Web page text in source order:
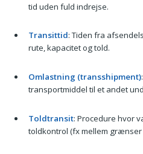
tid uden fuld indrejse.
Transittid: Tiden fra
rute, kapacitet og told.
Omlastning (transshipment)
transportmiddel til et andet
Toldtransit: Procedure hvor
toldkontrol (fx mellem grænser